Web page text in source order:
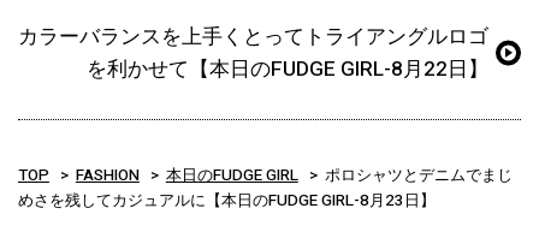
カラーバランスを上手くとってトライアングルロゴ
を利かせて【本日のFUDGE GIRL-8月22日】
TOP FASHION 本日のFUDGE GIRL
ポロシャツとデニムでまじ
めさを残してカジュアルに【本日のFUDGE GIRL-8月23日】